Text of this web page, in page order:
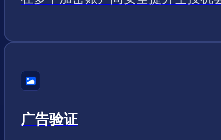
广告验证